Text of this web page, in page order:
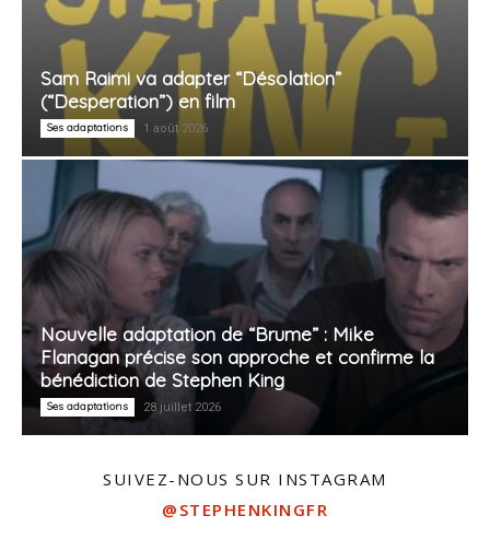
Sam Raimi va adapter “Désolation”
(“Desperation”) en film
Ses adaptations 1 août 2026
Nouvelle adaptation de “Brume” : Mike
Flanagan précise son approche et confirme la
bénédiction de Stephen King
Ses adaptations 28 juillet 2026
SUIVEZ-NOUS SUR INSTAGRAM
@STEPHENKINGFR